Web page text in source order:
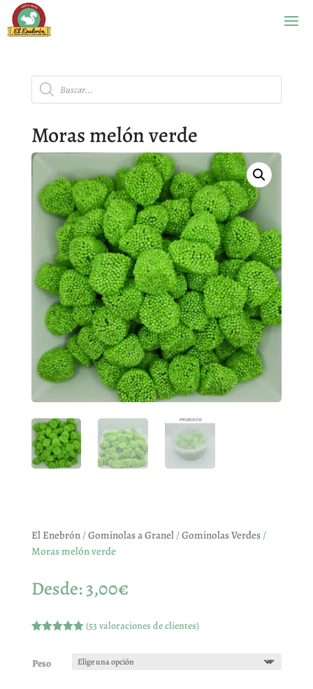
Búsqueda
de
productos
Moras melón verde
El Enebrón/Gominolas a Granel/Gominolas Verdes/
Moras melón verde
Desde:3,00€
5 en base
a
(53valoraciones de clientes)
Peso